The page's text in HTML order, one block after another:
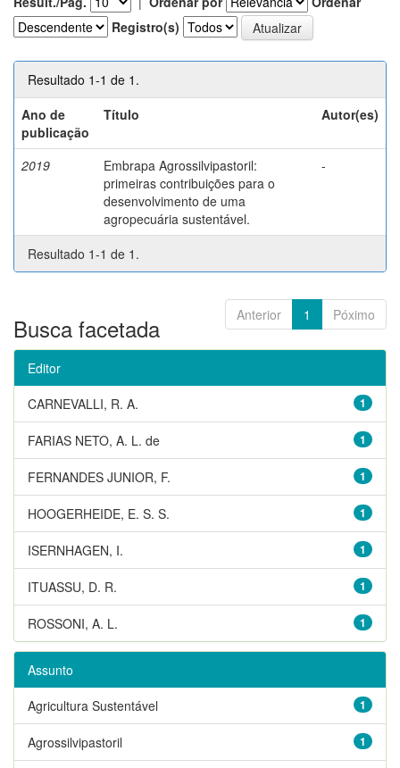
Registro(s)
Resultado 1-1 de 1.
Ano de
publicação
Título Autor(es)
2019
Embrapa Agrossilvipastoril:
primeiras contribuições para o
desenvolvimento de uma
agropecuária sustentável.
-
Resultado 1-1 de 1.
Anterior 1 Póximo
Busca facetada
Editor
1
CARNEVALLI, R. A.
1
FARIAS NETO, A. L. de
1
FERNANDES JUNIOR, F.
1
HOOGERHEIDE, E. S. S.
1
ISERNHAGEN, I.
1
ITUASSU, D. R.
1
ROSSONI, A. L.
Assunto
1
Agricultura Sustentável
1
Agrossilvipastoril